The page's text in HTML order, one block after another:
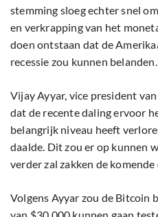
stemming sloeg echter snel
en verkrapping van het
doen ontstaan dat de
recessie zou kunnen belanden.
Vijay Ayyar, vice president
dat de recente daling ervoor
belangrijk niveau heeft
daalde. Dit zou er op kunnen
verder zal zakken de komende
Volgens Ayyar zou de
van $30.000 kunnen gaan